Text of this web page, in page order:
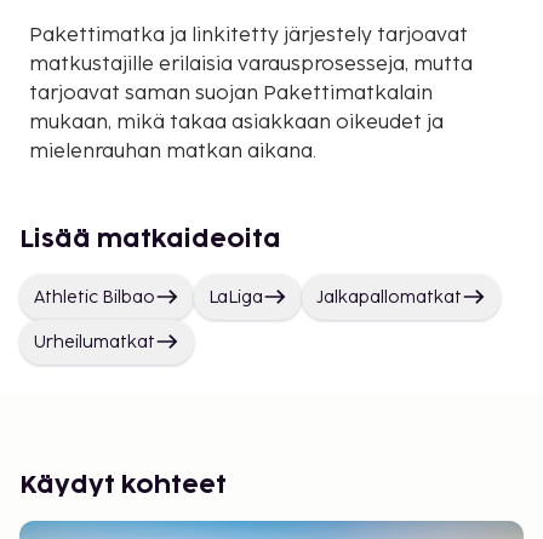
Pakettimatka ja linkitetty järjestely tarjoavat
matkustajille erilaisia varausprosesseja, mutta
tarjoavat saman suojan Pakettimatkalain
mukaan, mikä takaa asiakkaan oikeudet ja
mielenrauhan matkan aikana.
Lisää matkaideoita
Athletic Bilbao LaLiga Jalkapallomatkat
Urheilumatkat
Käydyt kohteet